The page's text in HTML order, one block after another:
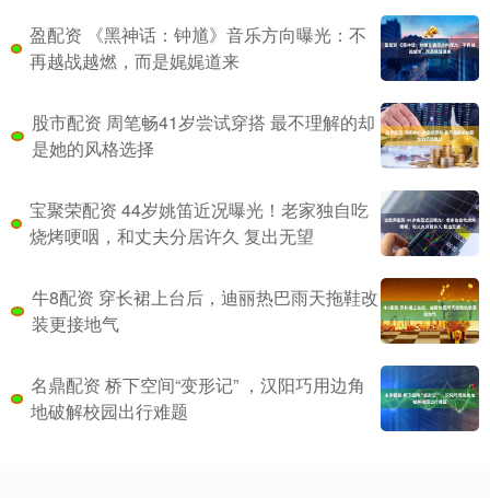
盈配资 《黑神话：钟馗》音乐方向曝光：不
再越战越燃，而是娓娓道来
股市配资 周笔畅41岁尝试穿搭 最不理解的却
是她的风格选择
宝聚荣配资 44岁姚笛近况曝光！老家独自吃
烧烤哽咽，和丈夫分居许久 复出无望
牛8配资 穿长裙上台后，迪丽热巴雨天拖鞋改
装更接地气
名鼎配资 桥下空间“变形记” ，汉阳巧用边角
地破解校园出行难题